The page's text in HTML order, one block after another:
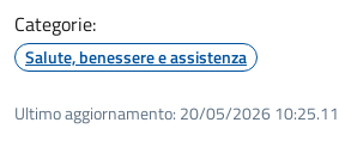
Categorie:
Salute, benessere e assistenza
Ultimo aggiornamento: 20/05/2026 10:25.11